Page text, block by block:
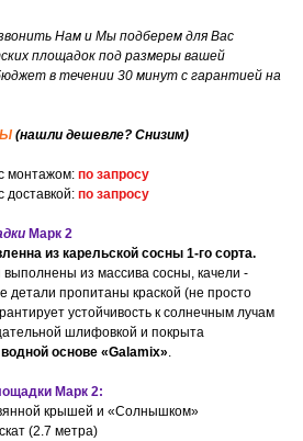
Нам и Мы подберем для Вас
площадок под размеры вашей
в течении 30 минут с гарантией на
(нашли дешевле? Снизим)
монтажом: по запросу
доставкой: по запросу
Марк 2
из карельской сосны 1-го сорта.
из массива сосны, качели -
детали пропитаны краской (не просто
устойчивость к солнечным лучам
шлифовкой и покрыта
основе «Galamix».
Марк 2:
крышей и «Солнышком»
(2.7 метра)